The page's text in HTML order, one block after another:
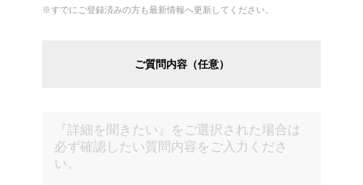
※すでにご登録済みの方も最新情報へ更新してください。
ご質問内容（任意）